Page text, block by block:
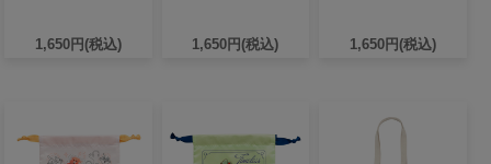
1,650円(税込) 1,650円(税込) 1,650円(税込)